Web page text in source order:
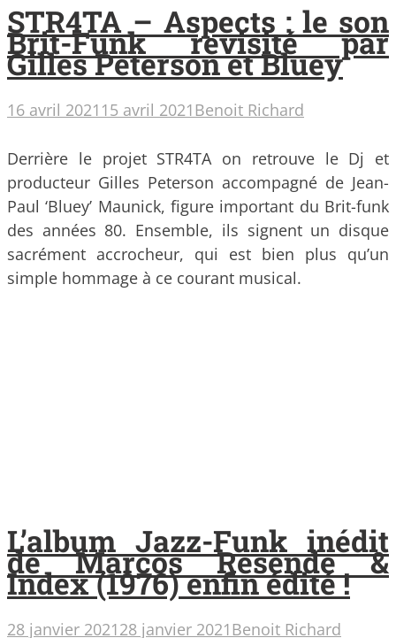
STR4TA – Aspects : le son
Brit-Funk revisité par
Gilles Peterson et Bluey
16 avril 2021 15 avril 2021 Benoit Richard
Derrière le projet STR4TA on retrouve le Dj et
producteur Gilles Peterson accompagné de Jean-
Paul ‘Bluey’ Maunick, figure important du Brit-funk
des années 80. Ensemble, ils signent un disque
sacrément accrocheur, qui est bien plus qu’un
simple hommage à ce courant musical.
L’album Jazz-Funk inédit
de Marcos Resende &
Index (1976) enfin édité !
28 janvier 202128 janvier 2021 Benoit Richard